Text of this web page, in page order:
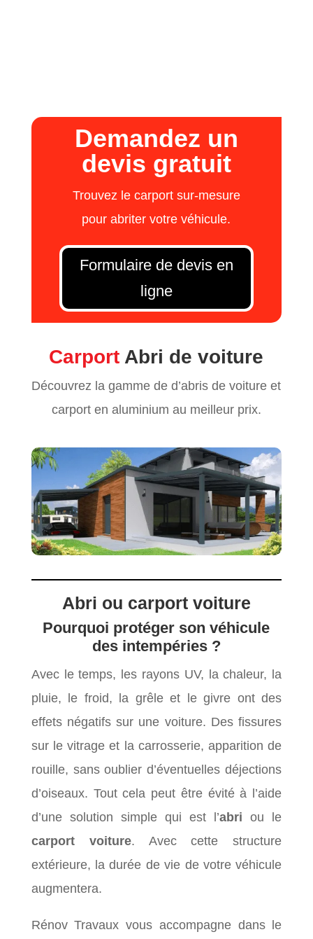
Demandez un
devis gratuit
Trouvez le carport sur-mesure
pour abriter votre véhicule.
Formulaire de devis en
ligne
Carport Abri de voiture
Découvrez la gamme de d’abris de voiture et
carport en aluminium au meilleur prix.
Abri ou carport voiture
Pourquoi protéger son véhicule
des intempéries ?
Avec le temps, les rayons UV, la chaleur, la
pluie, le froid, la grêle et le givre ont des
effets négatifs sur une voiture. Des fissures
sur le vitrage et la carrosserie, apparition de
rouille, sans oublier d’éventuelles déjections
d’oiseaux. Tout cela peut être évité à l’aide
d’une solution simple qui est l’abri ou le
carport voiture. Avec cette structure
extérieure, la durée de vie de votre véhicule
augmentera.
Rénov Travaux vous accompagne dans le